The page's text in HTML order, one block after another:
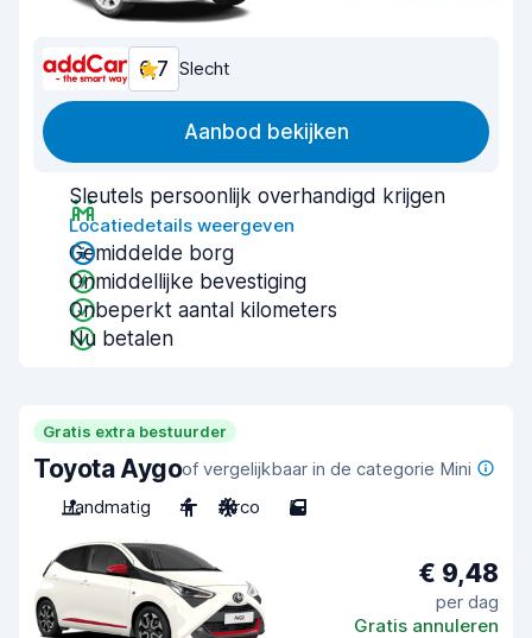
6,7 Slecht
Aanbod bekijken
Sleutels persoonlijk overhandigd krijgen
Locatiedetails weergeven
Gemiddelde borg
Onmiddellijke bevestiging
Onbeperkt aantal kilometers
Nu betalen
Gratis extra bestuurder
Toyota Aygoof vergelijkbaar in de categorie Mini
Handmatig
4 Airco 5
€ 9,48
per dag
Gratis annuleren